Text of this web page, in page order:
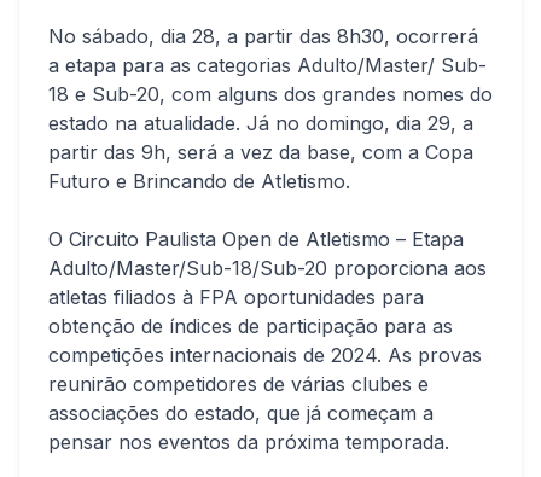
No sábado, dia 28, a partir das 8h30, ocorrerá
a etapa para as categorias Adulto/Master/ Sub-
18 e Sub-20, com alguns dos grandes nomes do
estado na atualidade. Já no domingo, dia 29, a
partir das 9h, será a vez da base, com a Copa
Futuro e Brincando de Atletismo.
O Circuito Paulista Open de Atletismo – Etapa
Adulto/Master/Sub-18/Sub-20 proporciona aos
atletas filiados à FPA oportunidades para
obtenção de índices de participação para as
competições internacionais de 2024. As provas
reunirão competidores de várias clubes e
associações do estado, que já começam a
pensar nos eventos da próxima temporada.